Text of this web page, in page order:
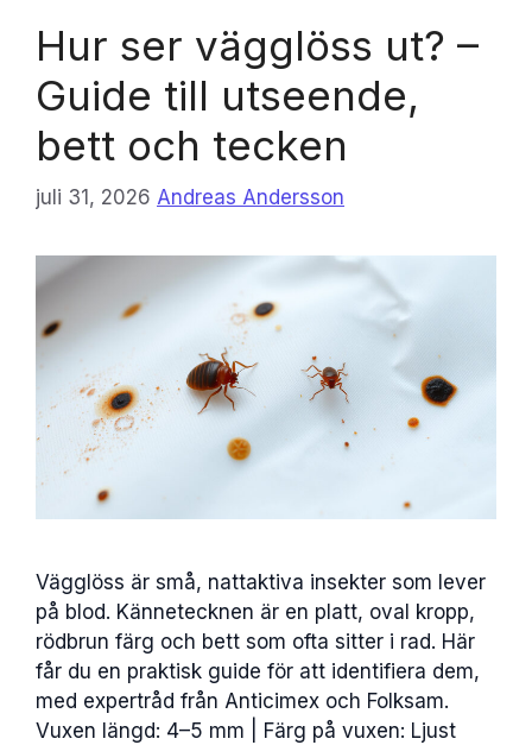
Hur ser vägglöss ut? –
Guide till utseende,
bett och tecken
juli 31, 2026 Andreas Andersson
Vägglöss är små, nattaktiva insekter som lever
på blod. Kännetecknen är en platt, oval kropp,
rödbrun färg och bett som ofta sitter i rad. Här
får du en praktisk guide för att identifiera dem,
med expertråd från Anticimex och Folksam.
Vuxen längd: 4–5 mm | Färg på vuxen: Ljust